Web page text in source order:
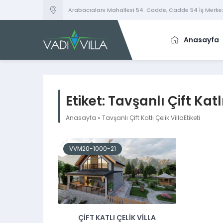
Arabacıalanı Mahallesi 54. Cadde, Cadde 54 İş
Anasayfa
Etiket: Tavşanlı Çift
Anasayfa » Tavşanlı Çift Katlı Çelik VillaEtiketi
VVM20-1000-21
ÇIFT KATLI ÇELIK VILLA